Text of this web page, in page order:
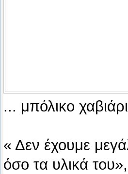
... μπόλικο
« Δεν έχουμε
όσο τα υλικά